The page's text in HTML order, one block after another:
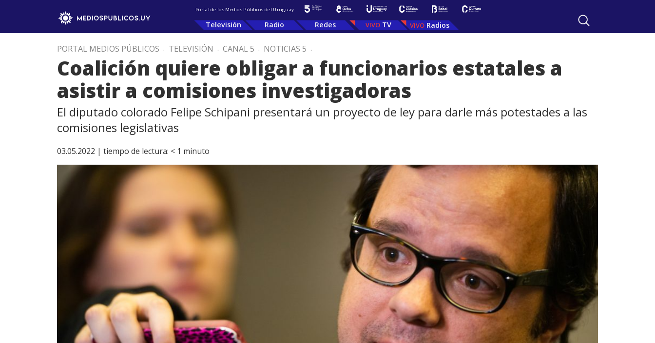
Portal de los Medios Públicos del Uruguay
Televisión Radio Redes TV Radios
PORTAL MEDIOS PÚBLICOS . TELEVISIÓN . CANAL 5 . NOTICIAS 5 .
Coalición quiere obligar a funcionarios estatales a
asistir a comisiones investigadoras
El diputado colorado Felipe Schipani presentará un proyecto de ley para darle más potestades a las
comisiones legislativas
03.05.2022 | tiempo de lectura: < 1 minuto